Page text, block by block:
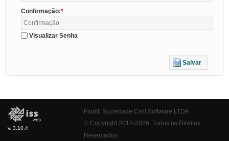
Confirmação:
Visualizar Senha
Salvar
v. 3.10.4
Fiorilli Sociedade Civil Software LTDA
© Copyright 2012-2026. Todos os Direitos
Reservados.